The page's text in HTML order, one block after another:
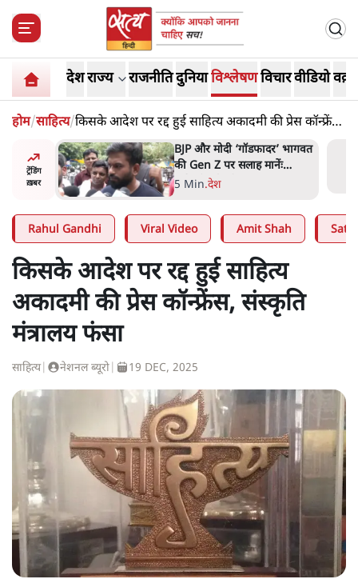
देशराज्य राजनीतिदुनियाविश्लेषणविचारवीडियो
होम/साहित्य/किसके आदेश पर रद्द हुई साहित्य अकादमी की प्रेस कॉन्फ्रेंस,
संस्कृति मंत्रालय फंसा
ट्रेंडिंग
ख़बर
पूरी दाल
कर
BJP और मोदी ‘गॉडफादर’ भागवत
की Gen Z पर सलाह मानेंः
अभिजीत दिपके
5 Min.देश
Rahul Gandhi Viral Video Amit Shah
किसके आदेश पर रद्द हुई साहित्य
अकादमी की प्रेस कॉन्फ्रेंस, संस्कृति
मंत्रालय फंसा
साहित्य| नेशनल ब्यूरो 19 DEC, 2025